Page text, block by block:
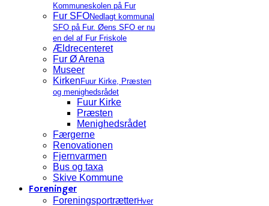
Kommuneskolen på Fur
Fur SFONedlagt kommunal
SFO på Fur. Øens SFO er nu
en del af Fur Friskole
Ældrecenteret
Fur Ø Arena
Museer
Kirken Fuur Kirke, Præsten
og menighedsrådet
Fuur Kirke
Præsten
Menighedsrådet
Færgerne
Renovationen
Fjernvarmen
Bus og taxa
Skive Kommune
Foreninger
ForeningsportrætterHver